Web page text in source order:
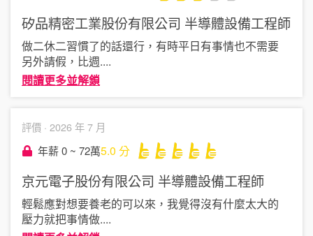
矽品精密工業股份有限公司 半導體設備工程師
做二休二習慣了的話還行，有時平日有事情也不需要
另外請假，比週....
閱讀更多並解鎖
評價 · 2026 年 7 月
年薪 0 ~ 72萬5.0 分
京元電子股份有限公司 半導體設備工程師
輕鬆應對想要養老的可以來，我覺得沒有什麼太大的
壓力就把事情做....